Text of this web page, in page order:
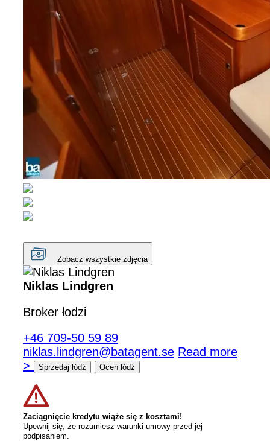
Zobacz wszystkie zdjęcia
Niklas Lindgren
Broker łodzi
+46 709-50 59 89
niklas.lindgren@batagent.se Read more
>
Sprzedaj łódź Oceń łódź
Zaciągnięcie kredytu wiąże się z kosztami!
Upewnij się, że rozumiesz warunki umowy przed jej
podpisaniem.